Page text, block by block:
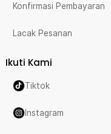
Konfirmasi Pembayaran
Lacak Pesanan
Ikuti Kami
Tiktok
Instagram